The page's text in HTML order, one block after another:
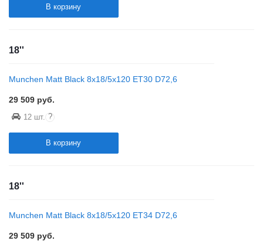
В корзину
18''
Munchen Matt Black 8x18/5x120 ET30 D72,6
29 509 руб.
12 шт. ?
В корзину
18''
Munchen Matt Black 8x18/5x120 ET34 D72,6
29 509 руб.